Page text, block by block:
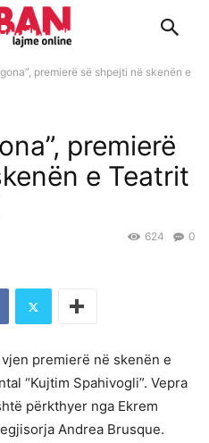
premierë së shpejti në skenën e
premierë
e Teatrit
0
624
premierë në skenën e
“Kujtim Spahivogli”. Vepra
përkthyer nga Ekrem
Andrea Brusque.